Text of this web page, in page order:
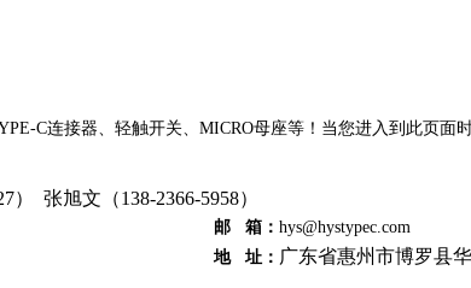
C连接器、轻触开关、MICRO母座等！当您进入到此页面
） 张旭文（138-2366-5958）
邮 箱： hys@hystypec.com
地 址： 广东省惠州市博罗县